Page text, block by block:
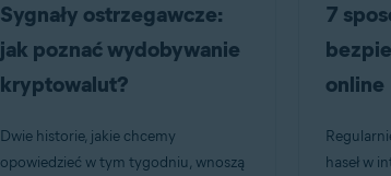
Sygnały ostrzegawcze:
jak poznać wydobywanie
kryptowalut?
Dwie historie, jakie chcemy
opowiedzieć w tym tygodniu, wnoszą
7
online
haseł w